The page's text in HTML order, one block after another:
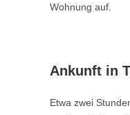
Wohnung auf.
Ankunft in
Etwa zwei